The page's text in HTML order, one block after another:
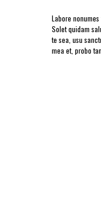
Labore
Solet quidam
te sea, usu
mea et, probo